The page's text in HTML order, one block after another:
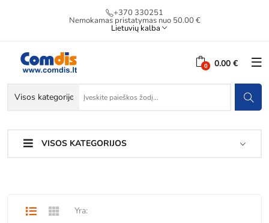
+370 330251
Nemokamas pristatymas nuo 50.00 €
Lietuvių kalba
0.00 €
VISOS KATEGORIJOS
Yra: